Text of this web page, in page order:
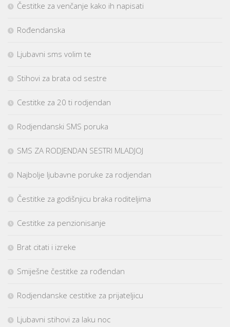
Čestitke za venčanje kako ih napisati
Rođendanska
Ljubavni sms volim te
Stihovi za brata od sestre
Cestitke za 20 ti rodjendan
Rodjendanski SMS poruka
SMS ZA RODJENDAN SESTRI MLADJOJ
Najbolje ljubavne poruke za rodjendan
Čestitke za godišnjicu braka roditeljima
Cestitke za penzionisanje
Brat citati i izreke
Smiješne čestitke za rođendan
Rodjendanske cestitke za prijateljicu
Ljubavni stihovi za laku noc